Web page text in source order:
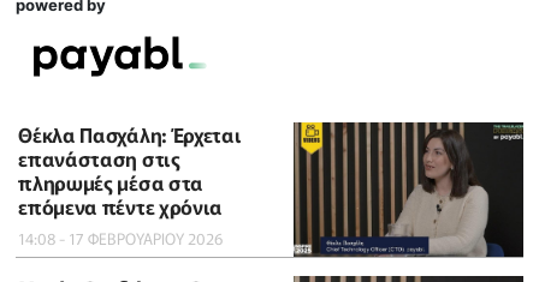
powered by
Θέκλα Πασχάλη: Έρχεται
επανάσταση στις
πληρωμές μέσα στα
επόμενα πέντε χρόνια
14:08 - 17 ΦΕΒΡΟΥΑΡΙΟΥ 2026